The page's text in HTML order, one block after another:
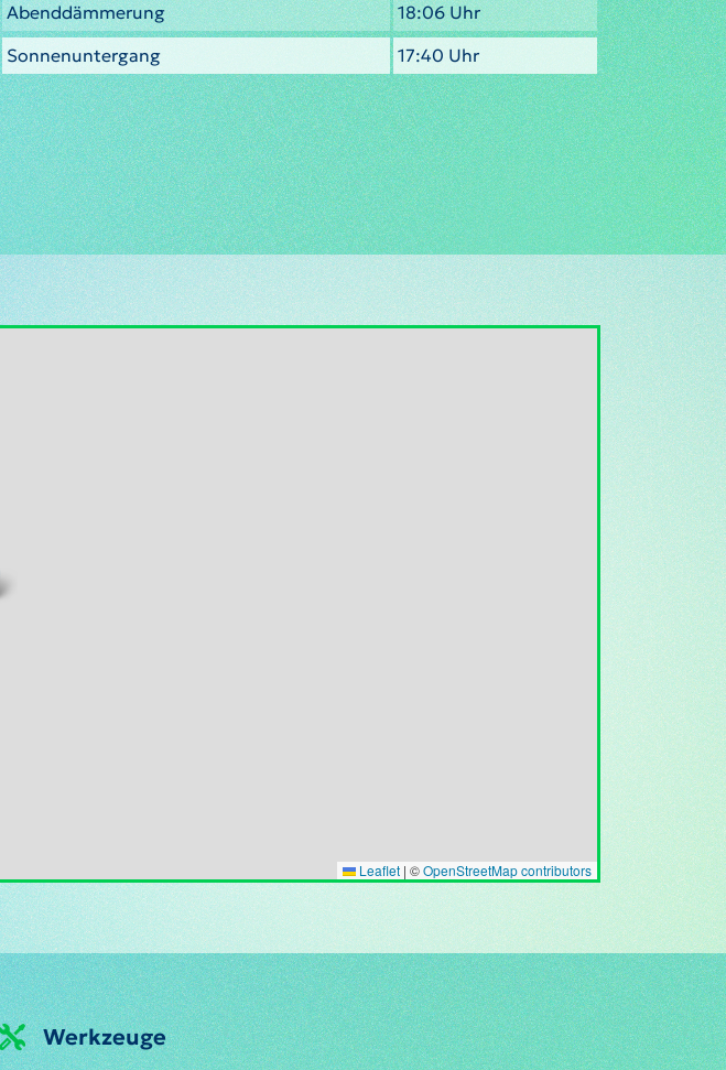
Abenddämmerung
18:06 Uhr
Sonnenuntergang
17:40 Uhr
Leaflet | ©OpenStreetMap contributors
Werkzeuge